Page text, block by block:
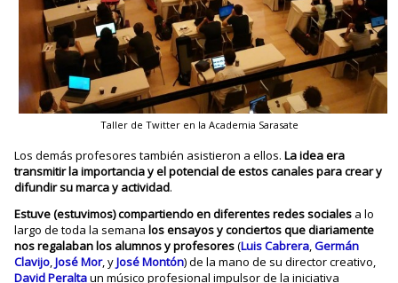
Taller de Twitter en la Academia Sarasate
Los demás profesores también asistieron a ellos.La idea era
transmitir la importancia y el potencial de estos canales para crear y
difundir su marca y actividad.
Estuve (estuvimos) compartiendo en diferentes redes sociales a lo
largo de toda la semanalos ensayos y conciertos que diariamente
nos regalaban los alumnos y profesores(Luis Cabrera,Germán
Clavijo,José Mor, yJosé Montón) de la mano de su director creativo,
David Peraltaun músico profesional impulsor de la iniciativa